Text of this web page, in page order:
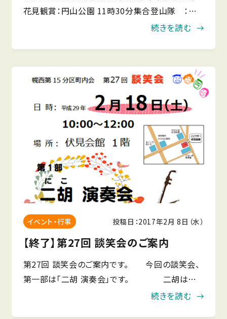
花見観賞：円山公園 11時30分集合登山隊 ：伏
見公園 9時出発 ※円山動物園登山
続きを読む
イベント・行事 投稿日：2017年2月 8日（水）
【終了】第27回 談笑会のご案内
第27回 談笑会のご案内です。 今回の談笑会、
第一部は「二胡 演奏会」です。 二胡は中
国の伝統的な弦楽器の一種で、2本の弦とその間に
続きを読む